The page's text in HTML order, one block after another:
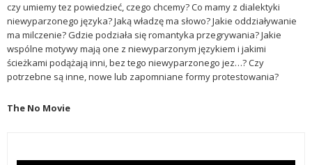
czy umiemy tez powiedzieć, czego chcemy? Co mamy z dialektyki
niewyparzonego języka? Jaką władzę ma słowo? Jakie oddziaływanie
ma milczenie? Gdzie podziała się romantyka przegrywania? Jakie
wspólne motywy mają one z niewyparzonym językiem i jakimi
ścieżkami podążają inni, bez tego niewyparzonego jez…? Czy
potrzebne są inne, nowe lub zapomniane formy protestowania?
The No Movie